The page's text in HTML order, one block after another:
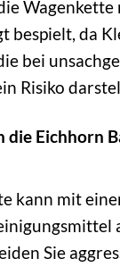
Wagenkette
bespielt, da
bei
Risiko
die Eichhorn
kann mit
Sie